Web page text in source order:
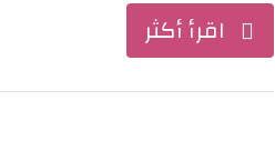
اقرأ أكثر